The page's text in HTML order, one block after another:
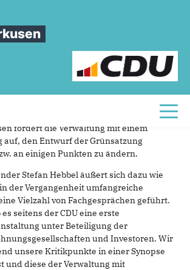
Nachbesserungen
Grünsatzung
fordert die Verwaltung mit einem
auf, den Entwurf der Grünsatzung
an einigen Punkten zu ändern.
Stefan Hebbel äußert sich dazu wie
der Vergangenheit umfangreiche
Vielzahl von Fachgesprächen geführt.
seitens der CDU eine erste
unter Beteiligung der
und Investoren. Wir
unsere Kritikpunkte in einer Synopse
und diese der Verwaltung mit